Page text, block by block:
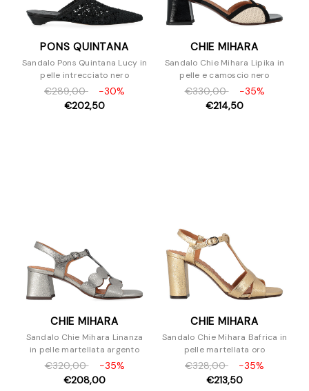
PONS QUINTANA
Sandalo Pons Quintana Lucy in
pelle intrecciato nero
€289,00
-30%
€202,50
CHIE MIHARA
Sandalo Chie Mihara Lipika in
pelle e camoscio nero
€330,00
-35%
€214,50
CHIE MIHARA
Sandalo Chie Mihara Linanza
in pelle martellata argento
€320,00
-35%
€208,00
CHIE MIHARA
Sandalo Chie Mihara Bafrica in
pelle martellata oro
€328,00
-35%
€213,50